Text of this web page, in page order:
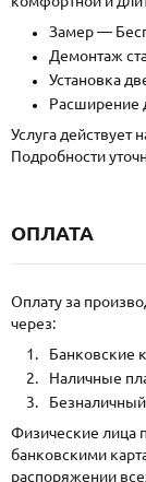
Замер —
Демонтаж
Установка
Расширение
Услуга действует
Подробности
ОПЛАТА
Оплату за
через:
Банковские
Наличные
Безналичный
Физические лица
банковскими
распоряжении